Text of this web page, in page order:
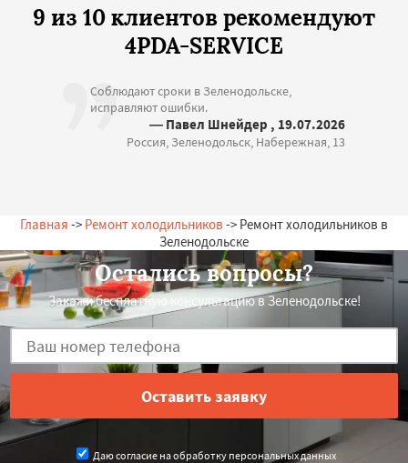
9 из 10 клиентов рекомендуют
4PDA-SERVICE
Соблюдают сроки в Зеленодольске,
исправляют ошибки.
— Павел Шнейдер , 19.07.2026
Россия, Зеленодольск, Набережная, 13
Главная -> Ремонт холодильников -> Ремонт холодильников в
Зеленодольске
Остались вопросы?
Закажи бесплатную консультацию в Зеленодольске!
Даю согласие на обработку персональных данных